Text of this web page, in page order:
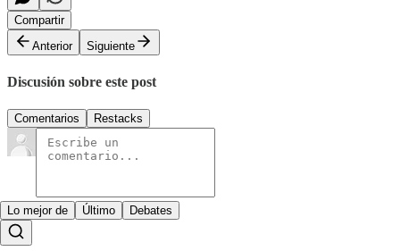
Compartir
Anterior
Siguiente
Discusión sobre este post
Comentarios Restacks
Lo mejor de Último Debates